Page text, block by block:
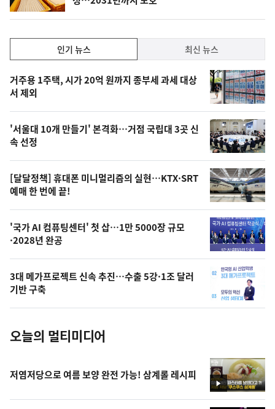
하
락
기,
최
신,
오
늘
의
영
상
오
의
사
진
인기 뉴스 최신 뉴스
기
뉴
스
거주용 1주택, 시가 20억 원까지 종부세 과세 대상
서 제외
'서울대 10개 만들기' 본격화…거점 국립대 3곳 신
속 선정
[달달정책] 휴대폰 미니멀리즘의 실현…KTX·SRT
예매 한 번에 끝!
'국가 AI 컴퓨팅센터' 첫 삽…1만 5000장 규모
·2028년 완공
3대 메가프로젝트 신속 추진…수출 5강·1조 달러
기반 구축
오늘의 멀티미디어
영
상
저염저당으로 여름 보양 완전 가능! 삼계롤 레시피